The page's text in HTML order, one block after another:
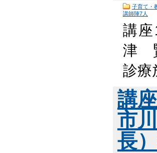
子育て・
講師陣7人
講
津
診療
講
市
長